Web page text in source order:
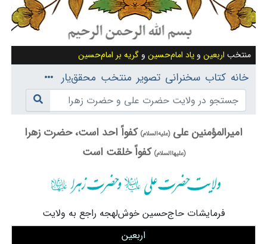
منتخب اربعین و یاد امام‌حسین و گریه بر امام‌حسین
خانه کتاب سخنرانی تصویر منتخب محقق‌یار
پرش به:ناوبری،جستجو
امیرالمؤمنین علی(علیه‌السلام) کفواً احد است، حضرت زهرا
(علیهاالسلام) کفواً خلقت است
فرمایشات حاج‌حسین خوش‌لهجه راجع به ولایت
اربعین